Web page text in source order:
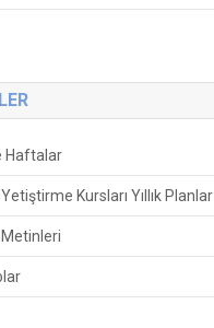
Haftalar
Kursları Yıllık Planlar